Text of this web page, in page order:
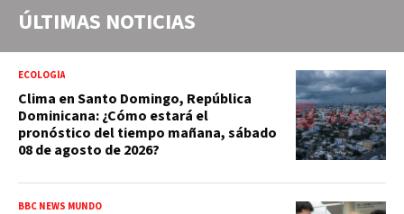
ÚLTIMAS NOTICIAS
ECOLOGÍA
Clima en Santo Domingo, República
Dominicana: ¿Cómo estará el
pronóstico del tiempo mañana, sábado
08 de agosto de 2026?
BBC NEWS MUNDO